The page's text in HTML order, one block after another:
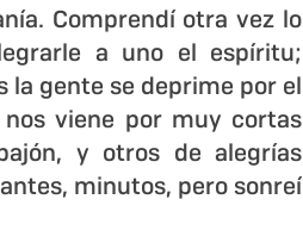
Comprendí otra vez lo
a uno el espíritu;
la gente se deprime por el
viene por muy cortas
y otros de alegrías
minutos, pero sonreí